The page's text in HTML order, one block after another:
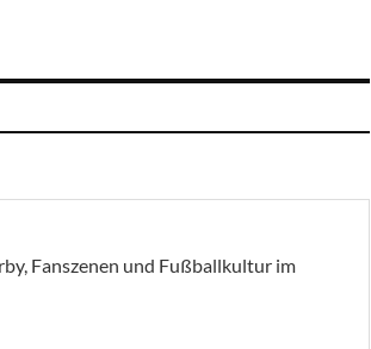
Fanszenen und Fußballkultur im